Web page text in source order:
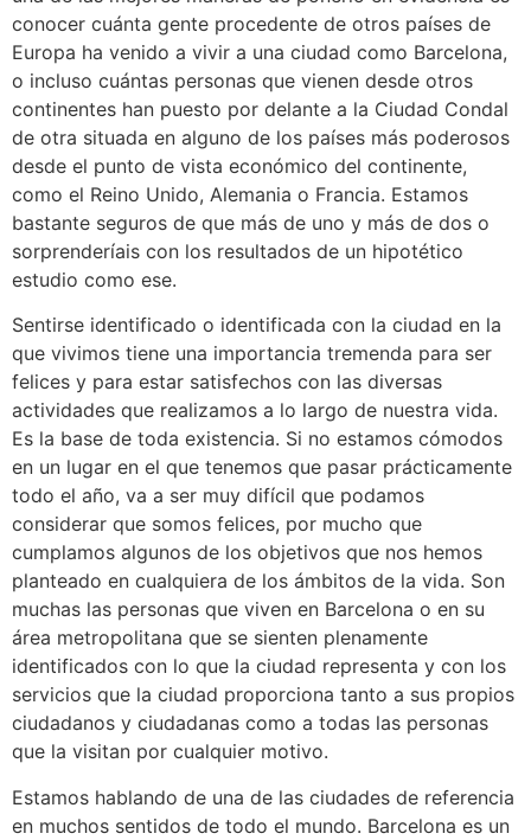
conocer cuánta gente procedente de otros países de
Europa ha venido a vivir a una ciudad como Barcelona,
o incluso cuántas personas que vienen desde otros
continentes han puesto por delante a la Ciudad Condal
de otra situada en alguno de los países más poderosos
desde el punto de vista económico del continente,
como el Reino Unido, Alemania o Francia. Estamos
bastante seguros de que más de uno y más de dos o
sorprenderíais con los resultados de un hipotético
estudio como ese.
Sentirse identificado o identificada con la ciudad en la
que vivimos tiene una importancia tremenda para ser
felices y para estar satisfechos con las diversas
actividades que realizamos a lo largo de nuestra vida.
Es la base de toda existencia. Si no estamos cómodos
en un lugar en el que tenemos que pasar prácticamente
todo el año, va a ser muy difícil que podamos
considerar que somos felices, por mucho que
cumplamos algunos de los objetivos que nos hemos
planteado en cualquiera de los ámbitos de la vida. Son
muchas las personas que viven en Barcelona o en su
área metropolitana que se sienten plenamente
identificados con lo que la ciudad representa y con los
servicios que la ciudad proporciona tanto a sus propios
ciudadanos y ciudadanas como a todas las personas
que la visitan por cualquier motivo.
Estamos hablando de una de las ciudades de referencia
en muchos sentidos de todo el mundo. Barcelona es un